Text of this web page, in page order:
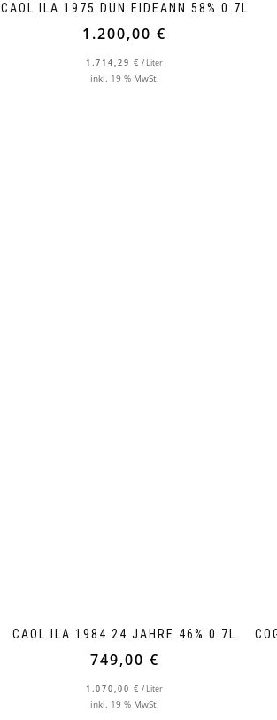
CAOL ILA 1975 DUN EIDEANN 58% 0.7L
1.200,00€
1.714,29€ / Liter
inkl. 19 % MwSt.
CAOL ILA 1984 24 JAHRE 46% 0.7L
749,00 €
1.070,00€ / Liter
inkl. 19 % MwSt.